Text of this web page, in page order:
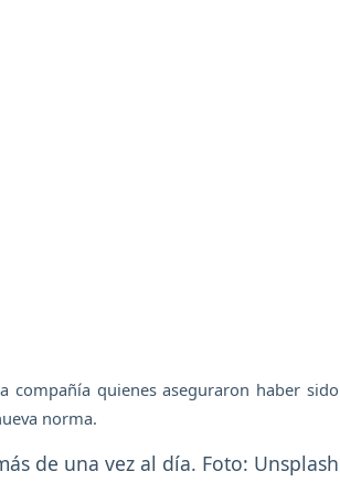
quienes aseguraron haber sido
norma.